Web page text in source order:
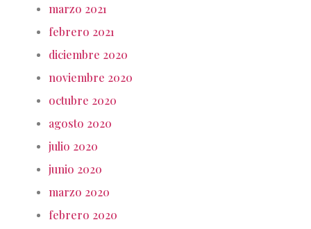
marzo 2021
febrero 2021
diciembre 2020
noviembre 2020
octubre 2020
agosto 2020
julio 2020
junio 2020
marzo 2020
febrero 2020